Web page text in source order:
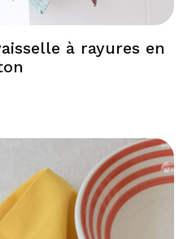
à rayures en